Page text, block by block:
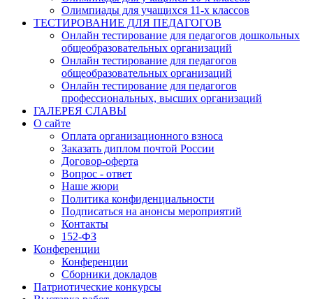
Олимпиады для учащихся 11-х классов
ТЕСТИРОВАНИЕ ДЛЯ ПЕДАГОГОВ
Онлайн тестирование для педагогов дошкольных
общеобразовательных организаций
Онлайн тестирование для педагогов
общеобразовательных организаций
Онлайн тестирование для педагогов
профессиональных, высших организаций
ГАЛЕРЕЯ СЛАВЫ
О сайте
Оплата организационного взноса
Заказать диплом почтой России
Договор-оферта
Вопрос - ответ
Наше жюри
Политика конфиденциальности
Подписаться на анонсы мероприятий
Контакты
152-ФЗ
Конференции
Конференции
Сборники докладов
Патриотические конкурсы